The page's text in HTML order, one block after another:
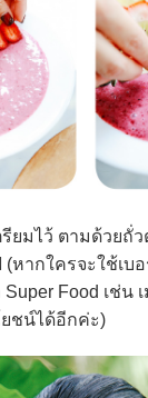
ยมไว้ ตามด้วยถั่ว
หากใครจะใช้เบ
Food เช่น
ชน์ได้อีกค่ะ)